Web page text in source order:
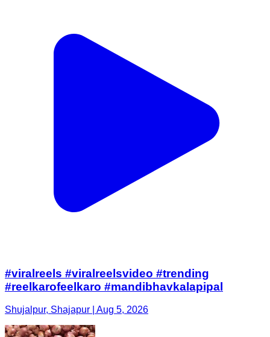
#viralreels #viralreelsvideo #trending
#reelkarofeelkaro #mandibhavkalapipal
Shujalpur, Shajapur | Aug 5, 2026